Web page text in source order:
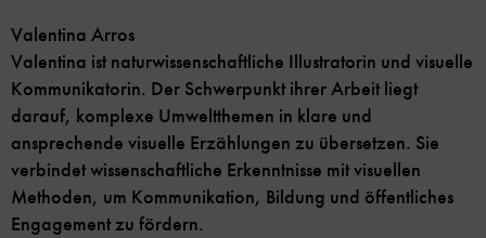
Valentina Arros
Valentina ist naturwissenschaftliche Illustratorin und visuelle
Kommunikatorin. Der Schwerpunkt ihrer Arbeit liegt
darauf, komplexe Umweltthemen in klare und
ansprechende visuelle Erzählungen zu übersetzen. Sie
verbindet wissenschaftliche Erkenntnisse mit visuellen
Methoden, um Kommunikation, Bildung und öffentliches
Engagement zu fördern.